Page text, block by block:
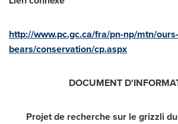
http://www.pc.gc.ca/fra/pn-np/mtn/ours-
bears/conservation/cp.aspx
DOCUMENT
Projet de recherche sur le grizzli du